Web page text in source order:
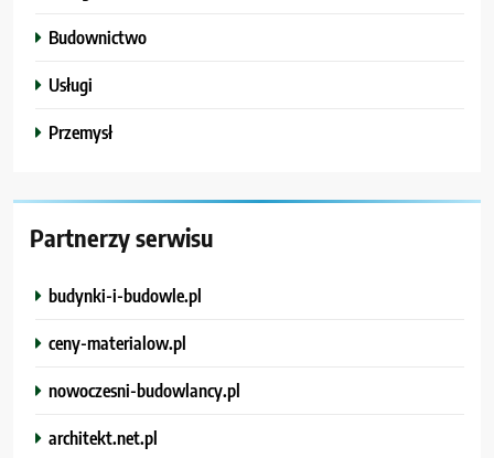
Budownictwo
Usługi
Przemysł
Partnerzy serwisu
budynki-i-budowle.pl
ceny-materialow.pl
nowoczesni-budowlancy.pl
architekt.net.pl